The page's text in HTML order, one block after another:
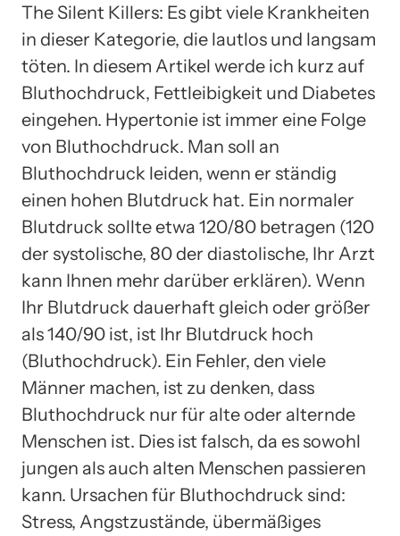
The Silent Killers: Es gibt viele Krankheiten
in dieser Kategorie, die lautlos und langsam
töten. In diesem Artikel werde ich kurz auf
Bluthochdruck, Fettleibigkeit und Diabetes
eingehen. Hypertonie ist immer eine Folge
von Bluthochdruck. Man soll an
Bluthochdruck leiden, wenn er ständig
einen hohen Blutdruck hat. Ein normaler
Blutdruck sollte etwa 120/80 betragen (120
der systolische, 80 der diastolische, Ihr Arzt
kann Ihnen mehr darüber erklären). Wenn
Ihr Blutdruck dauerhaft gleich oder größer
als 140/90 ist, ist Ihr Blutdruck hoch
(Bluthochdruck). Ein Fehler, den viele
Männer machen, ist zu denken, dass
Bluthochdruck nur für alte oder alternde
Menschen ist. Dies ist falsch, da es sowohl
jungen als auch alten Menschen passieren
kann. Ursachen für Bluthochdruck sind:
Stress, Angstzustände, übermäßiges